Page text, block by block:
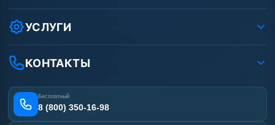
Условия соглашения
Вакансии
Статьи
Как заказать?
Оплата
Лизинг
Получить скидку
УСЛУГИ
Ремонт АВД
Сертификаты
Отзывы наших клиентов
Карта сайта
КОНТАКТЫ
Бесплатный
8 (800) 350-16-98